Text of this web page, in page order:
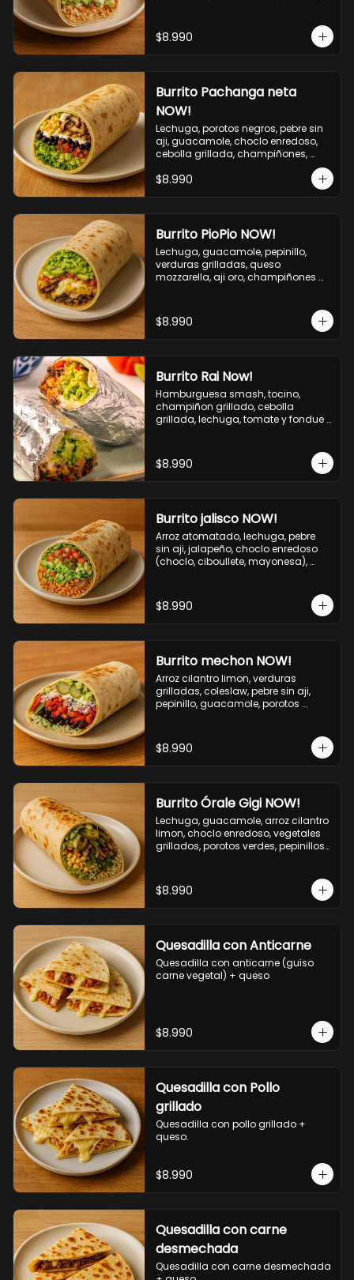
$8.990
Burrito Pachanga neta
NOW!
Lechuga, porotos negros, pebre sin
aji, guacamole, choclo enredoso,
cebolla grillada, champiñones,
$8.990
Burrito PioPio NOW!
Lechuga, guacamole, pepinillo,
verduras grilladas, queso
mozzarella, aji oro, champiñones
$8.990
Burrito Rai Now!
Hamburguesa smash, tocino,
champiñon grillado, cebolla
grillada, lechuga, tomate y fondue
$8.990
Burrito jalisco NOW!
Arroz atomatado, lechuga, pebre
sin aji, jalapeño, choclo enredoso
(choclo, ciboullete, mayonesa),
$8.990
Burrito mechon NOW!
Arroz cilantro limon, verduras
grilladas, coleslaw, pebre sin aji,
pepinillo, guacamole, porotos
$8.990
Burrito Órale Gigi NOW!
Lechuga, guacamole, arroz cilantro
limon, choclo enredoso, vegetales
grillados, porotos verdes, pepinillos
$8.990
Quesadilla con Anticarne
Quesadilla con anticarne (guiso
carne vegetal) + queso
$8.990
Quesadilla con Pollo
grillado
Quesadilla con pollo grillado +
queso.
$8.990
Quesadilla con carne
desmechada
Quesadilla con carne desmechada